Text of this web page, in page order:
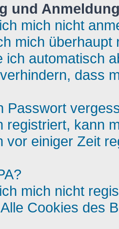
und
mich nicht
mich überhaupt
ich automatisch
dass
Passwort
registriert, kann
vor einiger Zeit
mich nicht
Cookies des